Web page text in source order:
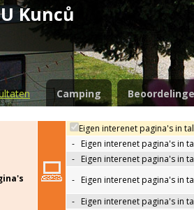
Kunců
Camping
Eigen interenet pagina's in
- Eigen interenet pagina's in
- Eigen interenet pagina's in
- Eigen interenet pagina's in
- Eigen interenet pagina's in